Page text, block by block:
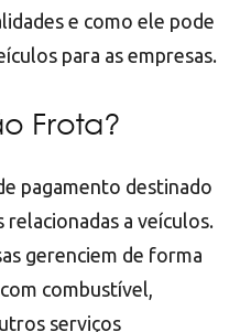
e como ele pode
para as empresas.
Frota?
pagamento destinado
relacionadas a veículos.
gerenciem de forma
combustível,
serviços